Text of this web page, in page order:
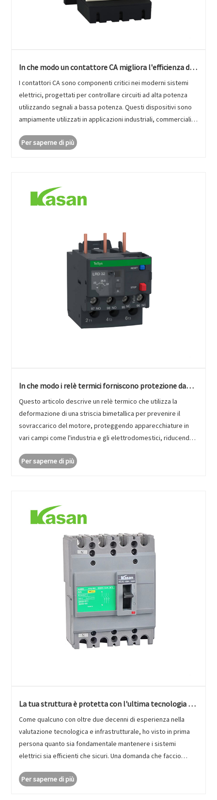
In che modo un contattore CA migliora l'efficienza dei
I contattori CA sono componenti critici nei moderni sistemi
elettrici, progettati per controllare circuiti ad alta potenza
utilizzando segnali a bassa potenza. Questi dispositivi sono
ampiamente utilizzati in applicazioni industriali, commerciali e
Per saperne di più
In che modo i relè termici forniscono protezione da
Questo articolo descrive un relè termico che utilizza la
deformazione di una striscia bimetallica per prevenire il
sovraccarico del motore, proteggendo apparecchiature in
vari campi come l'industria e gli elettrodomestici, riducendo
attualment......
Per saperne di più
La tua struttura è protetta con l'ultima tecnologia di
Come qualcuno con oltre due decenni di esperienza nella
valutazione tecnologica e infrastrutturale, ho visto in prima
persona quanto sia fondamentale mantenere i sistemi
elettrici sia efficienti che sicuri. Una domanda che faccio
protetto con......
Per saperne di più